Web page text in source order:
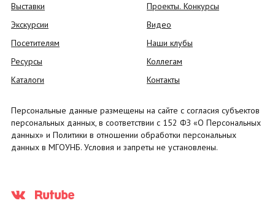
Выставки
Экскурсии
Посетителям
Ресурсы
Каталоги
Проекты. Конкурсы
Видео
Наши клубы
Коллегам
Контакты
Персональные данные размещены на сайте с согласия субъектов
персональных данных, в соответствии с 152 ФЗ «О Персональных
данных» и Политики в отношении обработки персональных
данных в МГОУНБ. Условия и запреты не установлены.